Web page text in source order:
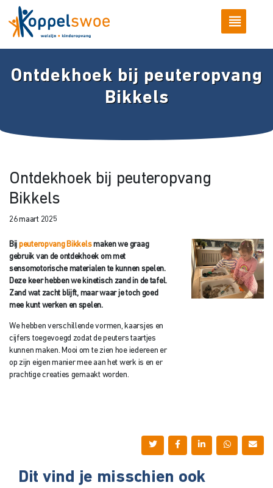
Ontdekhoek bij peuteropvang
Bikkels
Ontdekhoek bij peuteropvang
Bikkels
26 maart 2025
Bij peuteropvang Bikkelsmaken we graag
gebruik van de ontdekhoek om met
sensomotorische materialen te kunnen spelen.
Deze keer hebben we kinetisch zand in de tafel.
Zand wat zacht blijft, maar waar je toch goed
mee kunt werken en spelen.
We hebben verschillende vormen, kaarsjes en
cijfers toegevoegd zodat de peuters taartjes
kunnen maken. Mooi om te zien hoe iedereen er
op zijn eigen manier mee aan het werk is en er
prachtige creaties gemaakt worden.
Dit vind je misschien ook